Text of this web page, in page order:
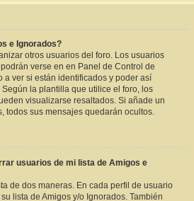
e Ignorados?
otros usuarios del foro. Los usuarios
verse en en Panel de Control de
a ver si están identificados y poder así
la plantilla que utilice el foro, los
visualizarse resaltados. Si añade un
todos sus mensajes quedarán ocultos.
usuarios de mi lista de Amigos e
de dos maneras. En cada perfil de usuario
lista de Amigos y/o Ignorados. También